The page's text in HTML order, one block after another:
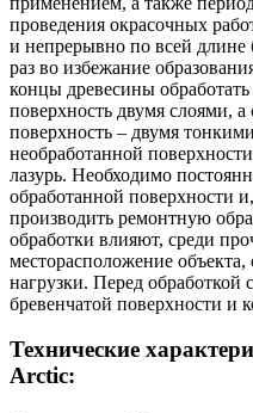
проведения окрасочных
и непрерывно по всей длине
раз во избежание
концы древесины
поверхность двумя слоями,
поверхность – двумя
необработанной
лазурь. Необходимо
обработанной поверхности
производить ремонтную
обработки влияют, среди
месторасположение
нагрузки. Перед обработкой
бревенчатой поверхности и
Технические
Arctic: